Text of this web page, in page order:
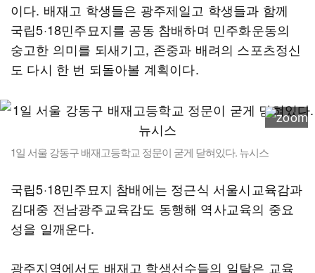
이다. 배재고 학생들은 광주제일고 학생들과 함께
국립5·18민주묘지를 공동 참배하며 민주화운동의
숭고한 의미를 되새기고, 존중과 배려의 스포츠정신
도 다시 한 번 되돌아볼 계획이다.
1일 서울 강동구 배재고등학교 정문이 굳게 닫혀있다. 뉴시스
국립5·18민주묘지 참배에는 정근식 서울시교육감과
김대중 전남광주교육감도 동행해 역사교육의 중요
성을 일깨운다.
광주지역에서도 배재고 학생선수들의 일탈은 교육